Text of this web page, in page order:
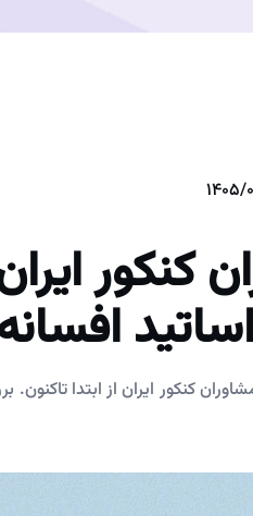
کنکور
اساتید
کنکور ایران از ابتدا